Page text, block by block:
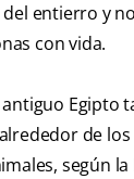
entierro y
con vida.
Egipto
de
según la